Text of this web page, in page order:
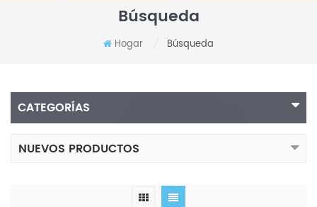
Búsqueda
Hogar Búsqueda
CATEGORÍAS
NUEVOS PRODUCTOS